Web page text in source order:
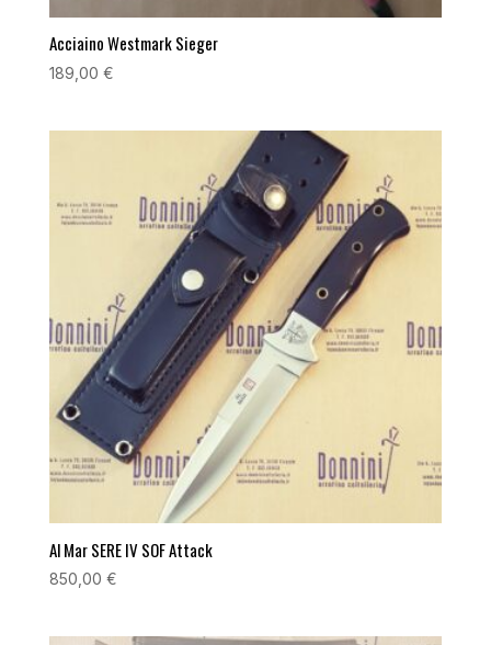
Acciaino Westmark Sieger
189,00 €
Al Mar SERE IV SOF Attack
850,00 €